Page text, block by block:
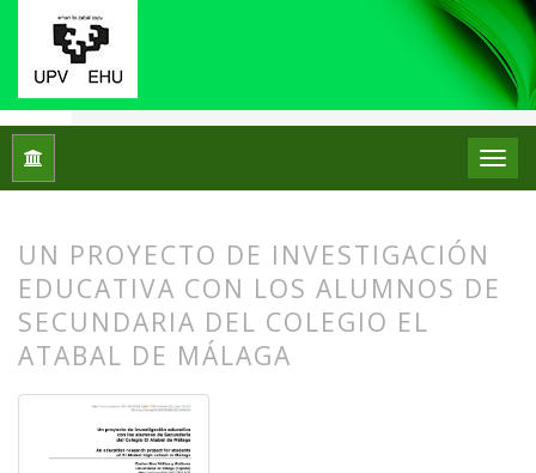
Inicio Núm. 26 (2021): Monográfico IX Jornadas
UN PROYECTO DE INVESTIGACIÓN
EDUCATIVA CON LOS ALUMNOS DE
SECUNDARIA DEL COLEGIO EL
ATABAL DE MÁLAGA